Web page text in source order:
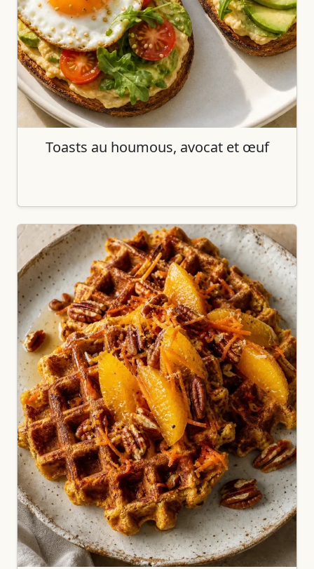
Toasts au houmous, avocat et œuf